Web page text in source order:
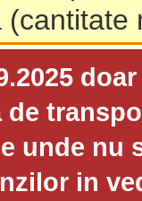
(cantitate
de
unde nu
in